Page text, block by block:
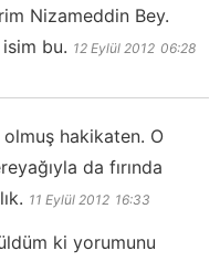
Nizameddin Bey.
bu. 12 Eylül 2012 06:28
hakikaten. O
da fırında
11 Eylül 2012 16:33
ki yorumunu